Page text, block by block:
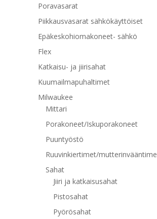
Poravasarat
Piikkausvasarat sähkökäyttöiset
Epäkeskohiomakoneet- sähkö
Flex
Katkaisu- ja jiirisahat
Kuumailmapuhaltimet
Milwaukee
Mittari
Porakoneet/Iskuporakoneet
Puuntyöstö
Ruuvinkiertimet/mutterinvääntime
Sahat
Jiiri ja katkaisusahat
Pistosahat
Pyörösahat